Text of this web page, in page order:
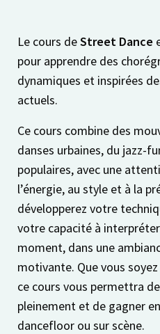
Le cours deStreet Dance
pour apprendre des
dynamiques et inspirées
actuels.
Ce cours combine des
danses urbaines, du jazz-
populaires, avec une
l’énergie, au style et à la
développerez votre
votre capacité à
moment, dans une
motivante. Que vous
ce cours vous permettra
pleinement et de gagner
dancefloor ou sur scène.